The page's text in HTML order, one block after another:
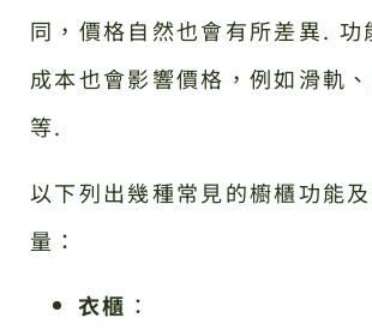
同，價格自然也會有所差異. 功
成本也會影響價格，例如滑軌
等.
以下列出幾種常見的櫥櫃功能
量：
衣櫃 ：